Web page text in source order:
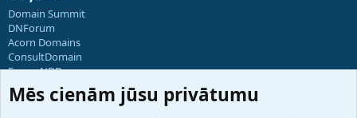
Domain Summit
DNForum
Acorn Domains
ConsultDomain
ForumNDD
Domainforum.ro
27.be
Mēs cienām jūsu privātumu